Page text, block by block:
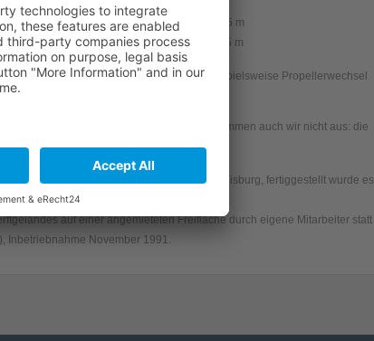
Außen- bzw. Innenbreite von 20 m / 16,5 m
Außen- bzw. Innenbreite von 14 m / 11,5 m
aus dem Wasser gehoben werden, um beispielsweise Propellerwechsel
durchzuführen.
aber ohne zuverlässige Partner kommen auch wir nicht aus: die
von Ingenieuren, der Bau von
Neuen Ruhrorter Schiffswerft GmbH in Duisburg, fertiggestellt wurde es
November 2011
auf einer angemieteten Freifläche durch eigene Mitarbeiter statt
Inbetriebnahme November 1991.